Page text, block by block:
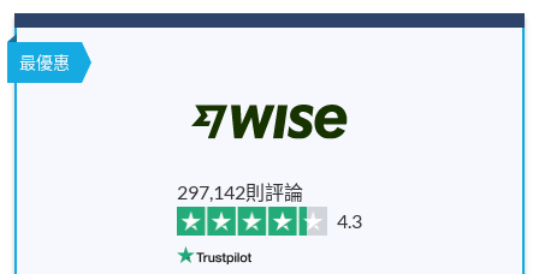
最優惠
297,142則評論
4.3